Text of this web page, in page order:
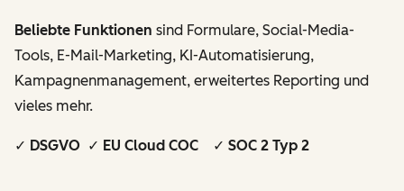
Beliebte Funktionen sind Formulare, Social-Media-
Tools, E-Mail-Marketing, KI-Automatisierung,
Kampagnenmanagement, erweitertes Reporting und
vieles mehr.
✓ DSGVO ✓ EU Cloud COC ✓ SOC 2 Typ 2